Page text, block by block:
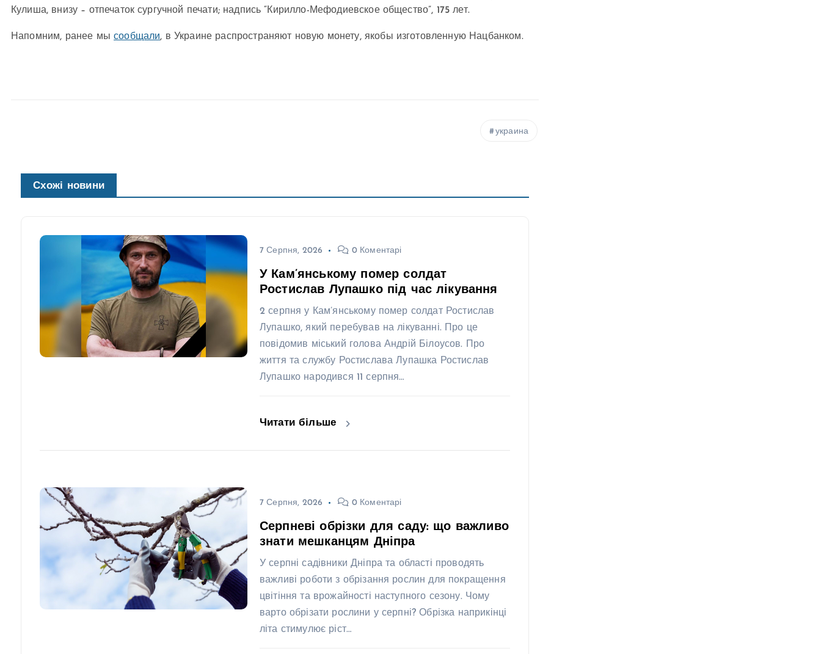
Кулиша, внизу – отпечаток сургучной печати; надпись “Кирилло-Мефодиевское общество”, 175 лет.
Напомним, ранее мысообщали, в Украине распространяют новую монету, якобы изготовленную Нацбанком.
украина
Схожі новини
7 Серпня, 2026 0 Коментарі
У Кам’янському помер солдат
Ростислав Лупашко під час лікування
2 серпня у Кам’янському помер солдат Ростислав
Лупашко, який перебував на лікуванні. Про це
повідомив міський голова Андрій Білоусов. Про
життя та службу Ростислава Лупашка Ростислав
Лупашко народився 11 серпня…
Читати більше
7 Серпня, 2026 0 Коментарі
Серпневі обрізки для саду: що важливо
знати мешканцям Дніпра
У серпні садівники Дніпра та області проводять
важливі роботи з обрізання рослин для покращення
цвітіння та врожайності наступного сезону. Чому
варто обрізати рослини у серпні? Обрізка наприкінці
літа стимулює ріст…